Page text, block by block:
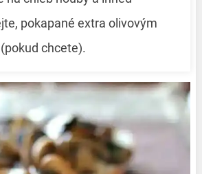
pokapané extra olivovým
chcete).